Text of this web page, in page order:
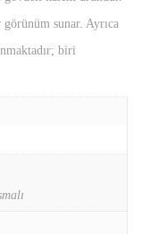
sunar. Ayrıca
biri
sade ve zarif
modeli için
seti